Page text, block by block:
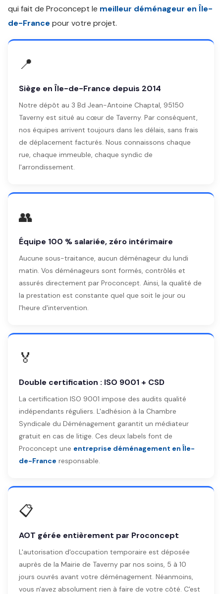
qui fait de Proconcept le meilleur déménageur en Île-
de-France pour votre projet.
📍
Siège en Île-de-France depuis 2014
Notre dépôt au 3 Bd Jean-Antoine Chaptal, 95150
Taverny est situé au cœur de Taverny. Par conséquent,
nos équipes arrivent toujours dans les délais, sans frais
de déplacement facturés. Nous connaissons chaque
rue, chaque immeuble, chaque syndic de
l'arrondissement.
👥
Équipe 100 % salariée, zéro intérimaire
Aucune sous-traitance, aucun déménageur du lundi
matin. Vos déménageurs sont formés, contrôlés et
assurés directement par Proconcept. Ainsi, la qualité de
la prestation est constante quel que soit le jour ou
l'heure d'intervention.
🏅
Double certification : ISO 9001 + CSD
La certification ISO 9001 impose des audits qualité
indépendants réguliers. L'adhésion à la Chambre
Syndicale du Déménagement garantit un médiateur
gratuit en cas de litige. Ces deux labels font de
Proconcept une entreprise déménagement en Île-
de-France responsable.
📋
AOT gérée entièrement par Proconcept
L'autorisation d'occupation temporaire est déposée
auprès de la Mairie de Taverny par nos soins, 5 à 10
jours ouvrés avant votre déménagement. Néanmoins,
vous n'avez absolument rien à faire de votre côté. C'est